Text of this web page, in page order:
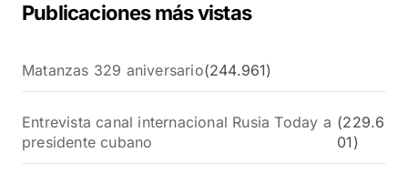
Publicaciones más vistas
Matanzas 329 aniversario(244.961)
Entrevista canal internacional Rusia Today a
presidente cubano
(229.6
01)